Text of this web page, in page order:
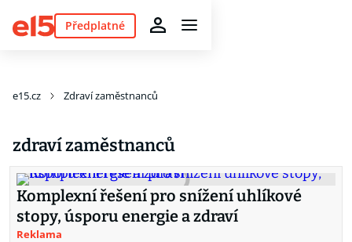
Předplatné
e15.cz Zdraví zaměstnanců
zdraví zaměstnanců
Komplexní řešení pro snížení uhlíkové
stopy, úsporu energie a zdraví
Reklama